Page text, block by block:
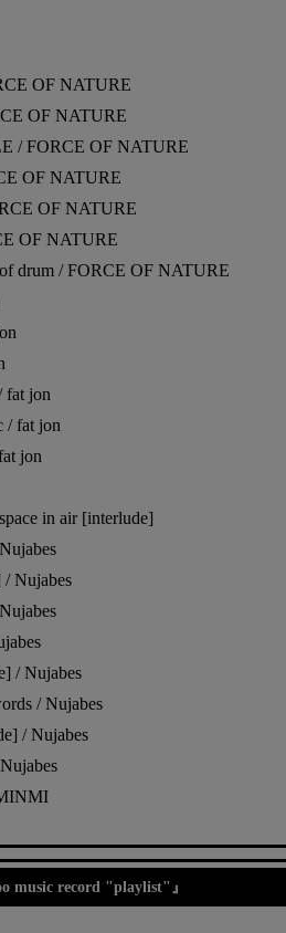
OF NATURE
OF NATURE
/ FORCE OF NATURE
OF NATURE
OF NATURE
OF NATURE
drum / FORCE OF NATURE
fat jon
/ fat jon
jon
in air [interlude]
Nujabes
/ Nujabes
/ Nujabes
/ Nujabes
music record "playlist"』